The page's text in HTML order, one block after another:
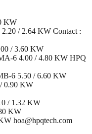
KW
/ 2.64 KW Contact :
/ 3.60 KW
6 4.00 / 4.80 KW HPQ
6 5.50 / 6.60 KW
0.90 KW
/ 1.32 KW
KW
hoa@hpqtech.com